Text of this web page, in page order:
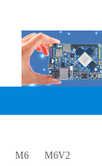
M6 M6V2